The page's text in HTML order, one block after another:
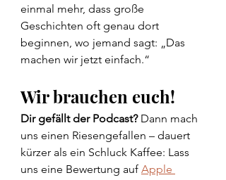
einmal mehr, dass große
Geschichten oft genau dort
beginnen, wo jemand sagt: „Das
machen wir jetzt einfach.“
Wir brauchen euch!
Dir gefällt der Podcast? Dann mach
uns einen Riesengefallen – dauert
kürzer als ein Schluck Kaffee: Lass
uns eine Bewertung auf Apple